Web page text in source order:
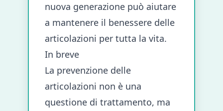
nuova generazione può aiutare
a mantenere il benessere delle
articolazioni per tutta la vita.
In breve
La prevenzione delle
articolazioni non è una
questione di trattamento, ma